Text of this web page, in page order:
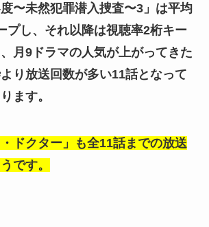
〜未然犯罪潜入捜査〜3」は平均
プし、それ以降は視聴率2桁キー
月9ドラマの人気が上がってきた
り放送回数が多い11話となって
ます。
ドクター」も全11話までの放送
です。